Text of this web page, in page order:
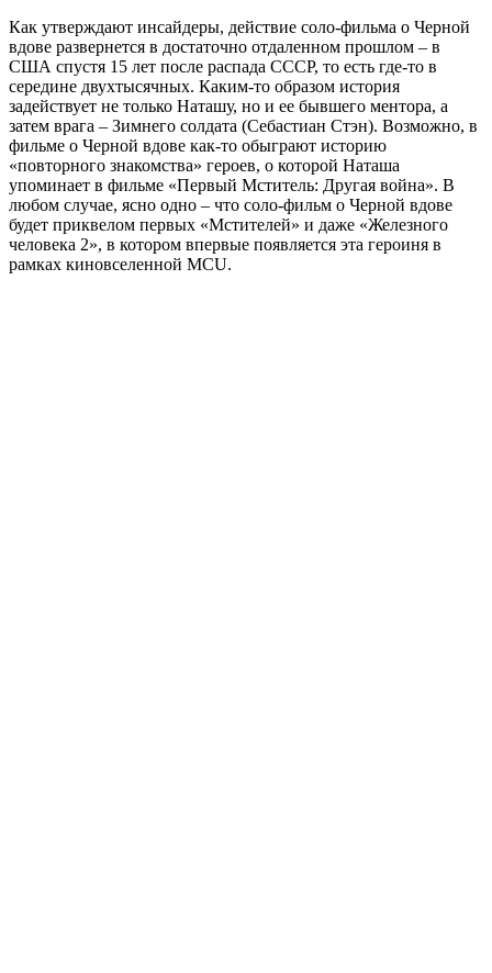
Как утверждают инсайдеры, действие соло-фильма о Черной
вдове развернется в достаточно отдаленном прошлом – в
США спустя 15 лет после распада СССР, то есть где-то в
середине двухтысячных. Каким-то образом история
задействует не только Наташу, но и ее бывшего ментора, а
затем врага – Зимнего солдата (Себастиан Стэн). Возможно, в
фильме о Черной вдове как-то обыграют историю
«повторного знакомства» героев, о которой Наташа
упоминает в фильме «Первый Мститель: Другая война». В
любом случае, ясно одно – что соло-фильм о Черной вдове
будет приквелом первых «Мстителей» и даже «Железного
человека 2», в котором впервые появляется эта героиня в
рамках киновселенной MCU.